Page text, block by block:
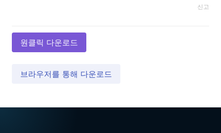
신고
원클릭 다운로드
브라우저를 통해 다운로드